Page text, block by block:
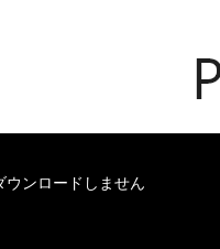
ウンロードしません